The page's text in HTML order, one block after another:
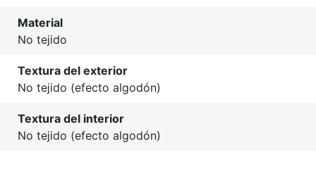
Material
No tejido
Textura del exterior
No tejido (efecto algodón)
Textura del interior
No tejido (efecto algodón)